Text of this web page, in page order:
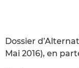
Dossier
Mai 2016), en